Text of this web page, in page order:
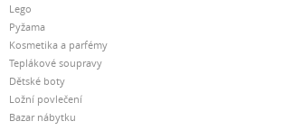
Lego
Pyžama
Kosmetika a parfémy
Teplákové soupravy
Dětské boty
Ložní povlečení
Bazar nábytku